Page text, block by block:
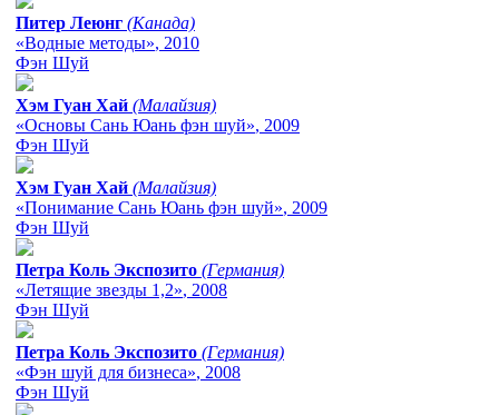
Питер Леюнг (Канада)
«Водные методы», 2010
Фэн Шуй
Хэм Гуан Хай (Малайзия)
«Основы Сань Юань фэн шуй», 2009
Фэн Шуй
Хэм Гуан Хай (Малайзия)
«Понимание Сань Юань фэн шуй», 2009
Фэн Шуй
Петра Коль Экспозито (Германия)
«Летящие звезды 1,2», 2008
Фэн Шуй
Петра Коль Экспозито (Германия)
«Фэн шуй для бизнеса», 2008
Фэн Шуй